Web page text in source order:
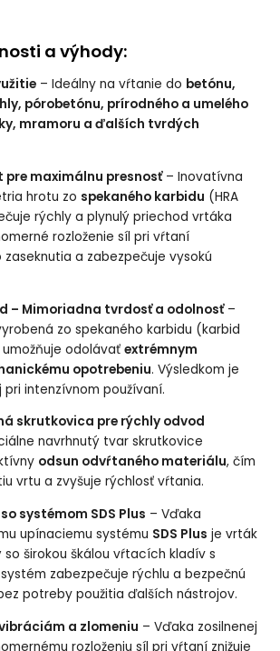
a výhody:
– Ideálny na vŕtanie do betónu,
pórobetónu, prírodného a umelého
mramoru a ďalších tvrdých
maximálnu presnosť– Inovatívna
hrotu zo spekaného karbidu (HRA
rýchly a plynulý priechod vrtáka
rozloženie síl pri vŕtaní
zaseknutia a zabezpečuje vysokú
– Mimoriadna tvrdosť a odolnosť–
zo spekaného karbidu (karbid
odolávaťextrémnym
opotrebeniu. Výsledkom je
pri intenzívnom používaní.
skrutkovica pre rýchly odvod
navrhnutý tvar skrutkovice
odsun odvŕtaného materiálu, čím
vrtu a zvyšuje rýchlosť vŕtania.
systémom SDS Plus – Vďaka
upínaciemu systému SDS Plus je vrták
širokou škálou vŕtacích kladív s
zabezpečuje rýchlu a bezpečnú
potreby použitia ďalších nástrojov.
a zlomeniu – Vďaka zosilnenej
rozloženiu síl pri vŕtaní znižuje